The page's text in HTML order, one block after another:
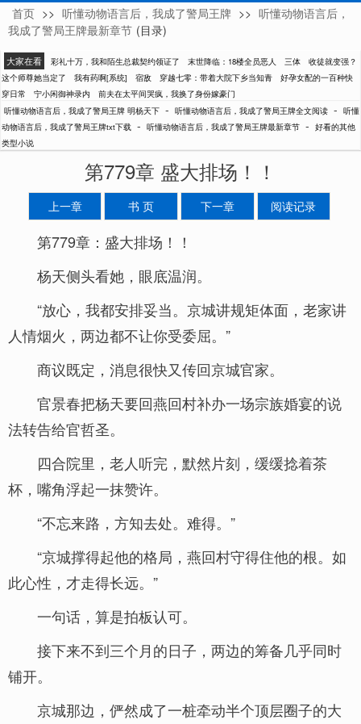
明杨天下
首页 >> 听懂动物语言后，我成了警局王牌 >> 听懂动物语言后，
我成了警局王牌最新章节 (目录)
大家在看 彩礼十万，我和陌生总裁契约领证了 末世降临：18楼全员恶人 三体
收徒就变强？
这个师尊她当定了
我有药啊[系统] 宿敌 穿越七零：带着大院下乡当知青
好孕女配的一百种快
穿日常
宁小闲御神录内
前夫在太平间哭疯，我换了身份嫁豪门
听懂动物语言后，我成了警局王牌 明杨天下 - 听懂动物语言后，我成了警局王牌全文阅读 - 听懂
动物语言后，我成了警局王牌txt下载 - 听懂动物语言后，我成了警局王牌最新章节 - 好看的其他
类型小说
第779章 盛大排场！！
上一章 书 页 下一章 阅读记录
第779章：盛大排场！！
杨天侧头看她，眼底温润。
“放心，我都安排妥当。京城讲规矩体面，老家讲
人情烟火，两边都不让你受委屈。”
商议既定，消息很快又传回京城官家。
官景春把杨天要回燕回村补办一场宗族婚宴的说
法转告给官哲圣。
四合院里，老人听完，默然片刻，缓缓捻着茶
杯，嘴角浮起一抹赞许。
“不忘来路，方知去处。难得。”
“京城撑得起他的格局，燕回村守得住他的根。如
此心性，才走得长远。”
一句话，算是拍板认可。
接下来不到三个月的日子，两边的筹备几乎同时
铺开。
京城那边，俨然成了一桩牵动半个顶层圈子的大